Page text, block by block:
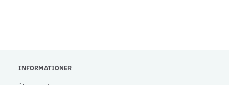
INFORMATIONER